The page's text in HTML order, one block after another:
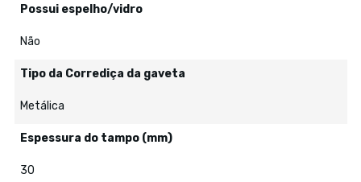
Possui espelho/vidro
Não
Tipo da Corrediça da gaveta
Metálica
Espessura do tampo (mm)
30